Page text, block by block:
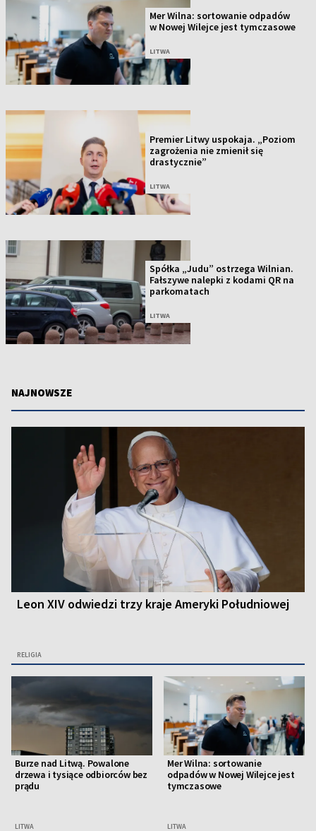
Mer Wilna: sortowanie odpadów
w Nowej Wilejce jest tymczasowe
LITWA
Premier Litwy uspokaja. „Poziom
zagrożenia nie zmienił się
drastycznie”
LITWA
Spółka „Judu” ostrzega Wilnian.
Fałszywe nalepki z kodami QR na
parkomatach
LITWA
NAJNOWSZE
Leon XIV odwiedzi trzy kraje Ameryki Południowej
RELIGIA
Burze nad Litwą. Powalone
drzewa i tysiące odbiorców bez
prądu
LITWA
Mer Wilna: sortowanie
odpadów w Nowej Wilejce jest
tymczasowe
LITWA